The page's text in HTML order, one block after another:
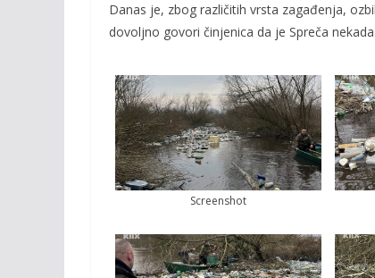
Danas je, zbog različitih vrsta zagađenja,
dovoljno govori činjenica da je Spreča
Screenshot